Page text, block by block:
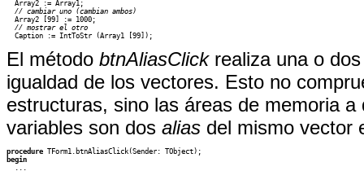
  // cambiar uno (cambian ambos)
  // mostrar el otro
El método btnAliasClickrealiza una o
igualdad de los vectores. Esto no
estructuras, sino las áreas de memoria
variables son dos alias del mismo vector
procedure
begin